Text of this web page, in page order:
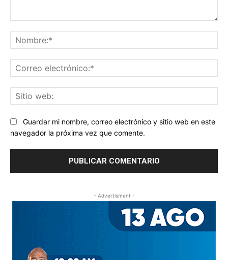
Guardar mi nombre, correo electrónico y sitio web en este
navegador la próxima vez que comente.
- Advertisment -